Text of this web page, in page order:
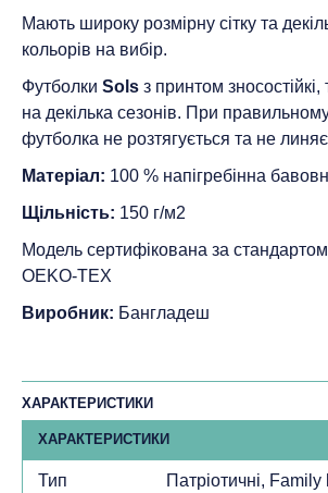
Мають широку розмірну сітку та
кольорів на вибір.
Футболки Sols з принтом зносостійкі,
на декілька сезонів. При
футболка не розтягується та не
Матеріал: 100 % напігребінна
Щільність: 150 г/м2
Модель сертифікована за
ОEKO-TEX
Виробник: Бангладеш
ХАРАКТЕРИСТИКИ
ХАРАКТЕРИСТИКИ
Тип Патріотичні, Family